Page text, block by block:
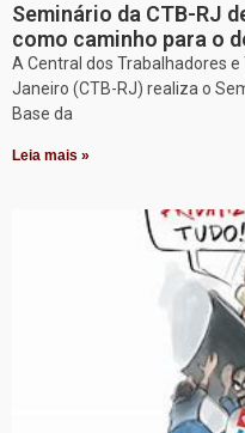
Seminário da CTB-RJ
como caminho para o
A Central dos Trabalhadores
Janeiro (CTB-RJ) realiza o
Base da
Leia mais »